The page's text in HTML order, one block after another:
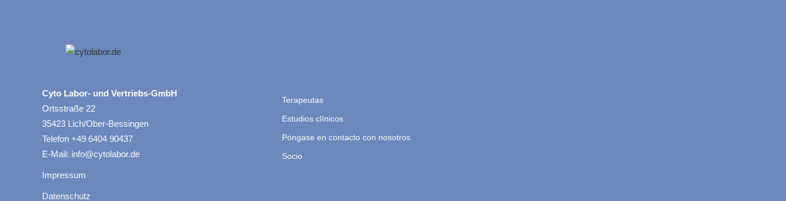
Cyto Labor- und Vertriebs-GmbH
Ortsstraße 22
35423 Lich/Ober-Bessingen
Telefon +49 6404 90437
E-Mail: info@cytolabor.de
Impressum
Datenschutz
Terapeutas
Estudios clínicos
Póngase en contacto con nosotros
Socio